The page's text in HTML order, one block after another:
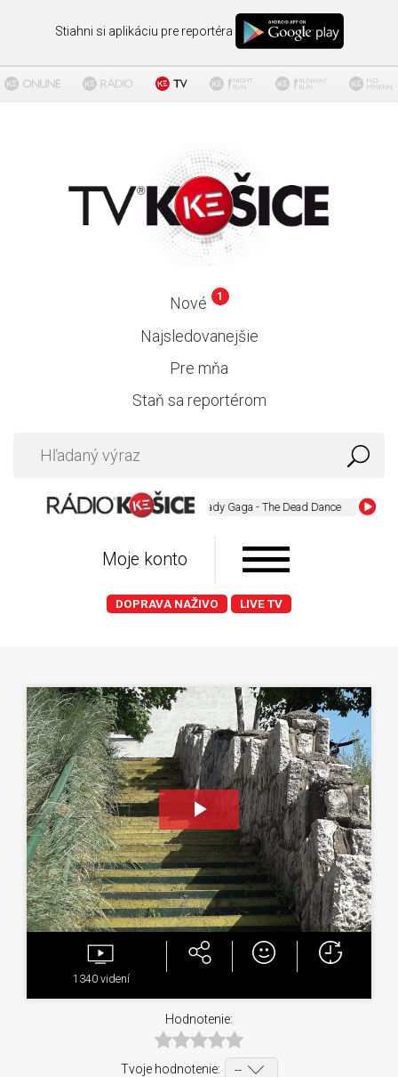
Stiahni si aplikáciu pre reportéra
Nové 1
Najsledovanejšie
Pre mňa
Staň sa reportérom
Lady Gaga - The Dead Dance
Moje konto
DOPRAVA NAŽIVO LIVE TV
Play
Video
1340 videní
Hodnotenie:
Tvoje hodnotenie: